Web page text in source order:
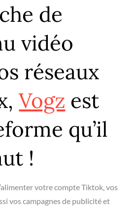
de
vidéo
réseaux
Vogz est
qu’il
!
votre compte Tiktok, vos
vos campagnes de publicité et